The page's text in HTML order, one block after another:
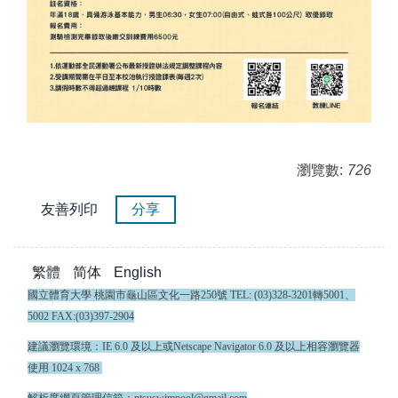
瀏覽數: 726
友善列印 分享
繁體 简体 English
國立體育大學 桃園市龜山區文化一路250號 TEL: (03)328-3201轉5001、
5002 FAX:(03)397-2904
建議瀏覽環境：IE 6.0 及以上或Netscape Navigator 6.0 及以上相容瀏覽器
使用 1024 x 768